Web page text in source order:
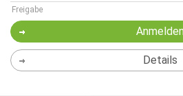
Freigabe
Details